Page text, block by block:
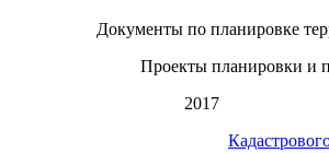
Документы по планировке
Проекты планировки и
2017